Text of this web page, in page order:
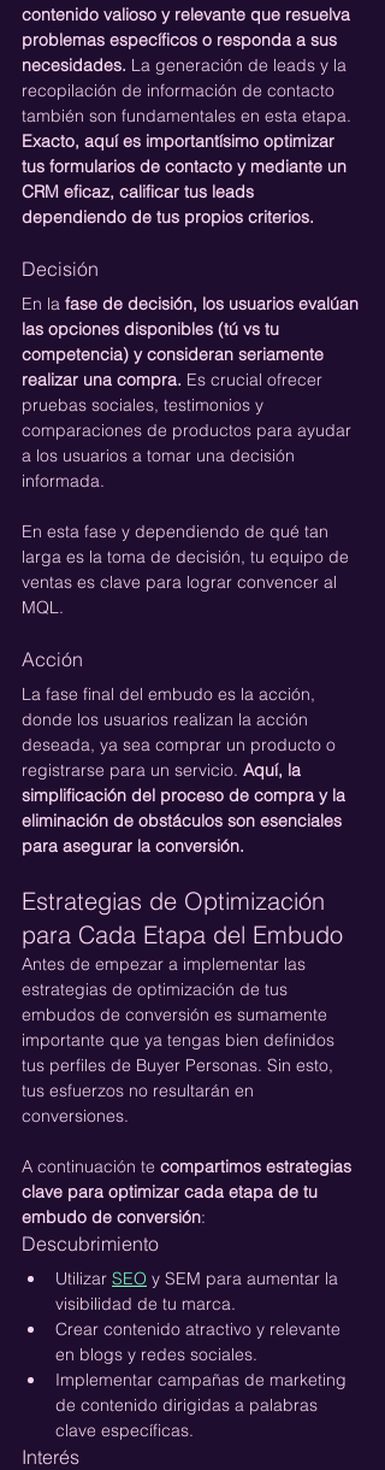
contenido valioso y relevante que resuelva
problemas específicos o responda a sus
necesidades. La generación de leads y la
recopilación de información de contacto
también son fundamentales en esta etapa.
Exacto, aquí es importantísimo optimizar
tus formularios de contacto y mediante un
CRM eficaz, calificar tus leads
dependiendo de tus propios criterios.
Decisión
En la fase de decisión, los usuarios evalúan
las opciones disponibles (tú vs tu
competencia) y consideran seriamente
realizar una compra. Es crucial ofrecer
pruebas sociales, testimonios y
comparaciones de productos para ayudar
a los usuarios a tomar una decisión
informada.
En esta fase y dependiendo de qué tan
larga es la toma de decisión, tu equipo de
ventas es clave para lograr convencer al
MQL.
Acción
La fase final del embudo es la acción,
donde los usuarios realizan la acción
deseada, ya sea comprar un producto o
registrarse para un servicio. Aquí, la
simplificación del proceso de compra y la
eliminación de obstáculos son esenciales
para asegurar la conversión.
Estrategias de Optimización
para Cada Etapa del Embudo
Antes de empezar a implementar las
estrategias de optimización de tus
embudos de conversión es sumamente
importante que ya tengas bien definidos
tus perfiles de Buyer Personas. Sin esto,
tus esfuerzos no resultarán en
conversiones.
A continuación te compartimos estrategias
clave para optimizar cada etapa de tu
embudo de conversión:
Descubrimiento
Utilizar SEO y SEM para aumentar la
visibilidad de tu marca.
Crear contenido atractivo y relevante
en blogs y redes sociales.
Implementar campañas de marketing
de contenido dirigidas a palabras
clave específicas.
Interés